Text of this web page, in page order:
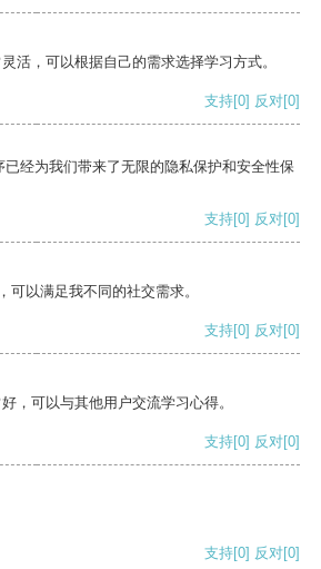
活，可以根据自己的需求选择学习方式。
支持[0] 反对[0]
经为我们带来了无限的隐私保护和安全性保
支持[0] 反对[0]
可以满足我不同的社交需求。
支持[0] 反对[0]
，可以与其他用户交流学习心得。
支持[0] 反对[0]
支持[0] 反对[0]